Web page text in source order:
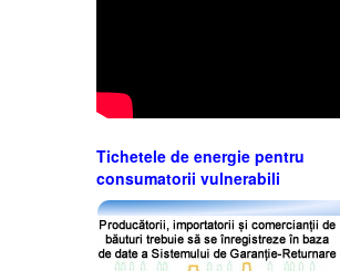
Tichetele de energie pentru
consumatorii vulnerabili